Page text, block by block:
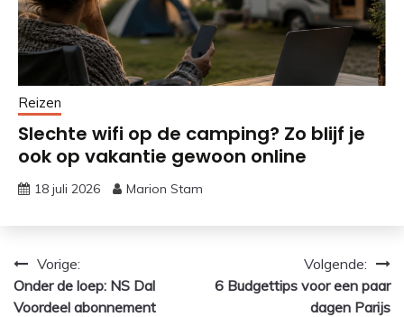
Reizen
Slechte wifi op de camping? Zo blijf je
ook op vakantie gewoon online
18 juli 2026 Marion Stam
Bericht
navigatie
Vorige:
Onder de loep: NS Dal
Voordeel abonnement
Volgende:
6 Budgettips voor een paar
dagen Parijs